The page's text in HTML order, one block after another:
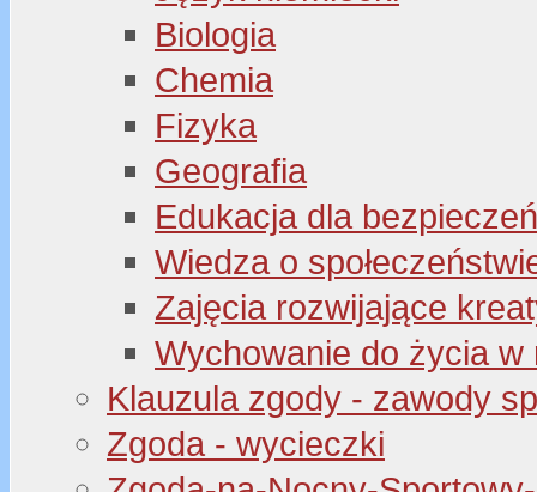
Biologia
Chemia
Fizyka
Geografia
Edukacja dla
Wiedza o
Zajęcia rozwijające
Wychowanie do życia w
Klauzula zgody - zawody
Zgoda - wycieczki